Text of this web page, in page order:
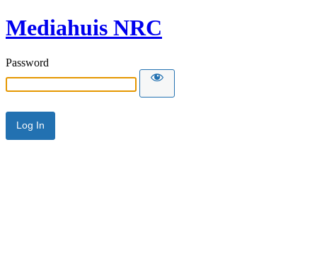
Mediahuis NRC
Password